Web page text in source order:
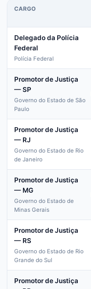
CARGO
Delegado da Polícia
Federal
Polícia Federal
Promotor de Justiça
— SP
Governo do Estado de São
Paulo
Promotor de Justiça
— RJ
Governo do Estado de Rio
de Janeiro
Promotor de Justiça
— MG
Governo do Estado de
Minas Gerais
Promotor de Justiça
— RS
Governo do Estado de Rio
Grande do Sul
Promotor de Justiça